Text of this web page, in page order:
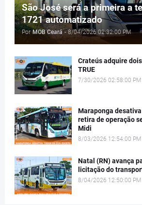
São José será a primeira a
1721 automatizado
Por MOB Ceará - 8/04/2026 02:32:00 PM
Crateús adquire
TRUE
7/30/2026 02:58:00 PM
Maraponga
retira de operação
Midi
8/03/2026 12:54:00 PM
Natal (RN) avança
licitação do
8/04/2026 12:50:00 PM